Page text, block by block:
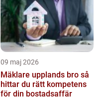
09 maj 2026
Mäklare upplands bro så
hittar du rätt kompetens
för din bostadsaffär